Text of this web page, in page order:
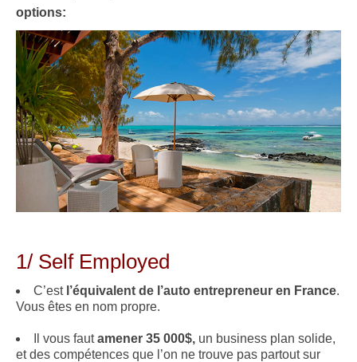
options:
1/ Self Employed
C’est l’équivalent de l’auto entrepreneur en France.
Vous êtes en nom propre.
Il vous fautamener 35 000$, un business plan solide,
et des compétences que l’on ne trouve pas partout sur